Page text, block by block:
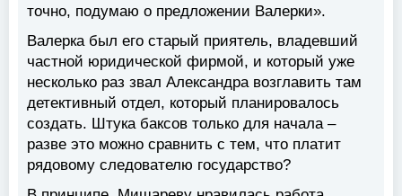
точно, подумаю о предложении Валерки».
Валерка был его старый приятель, владевший
частной юридической фирмой, и который уже
несколько раз звал Александра возглавить там
детективный отдел, который планировалось
создать. Штука баксов только для начала –
разве это можно сравнить с тем, что платит
рядовому следователю государство?